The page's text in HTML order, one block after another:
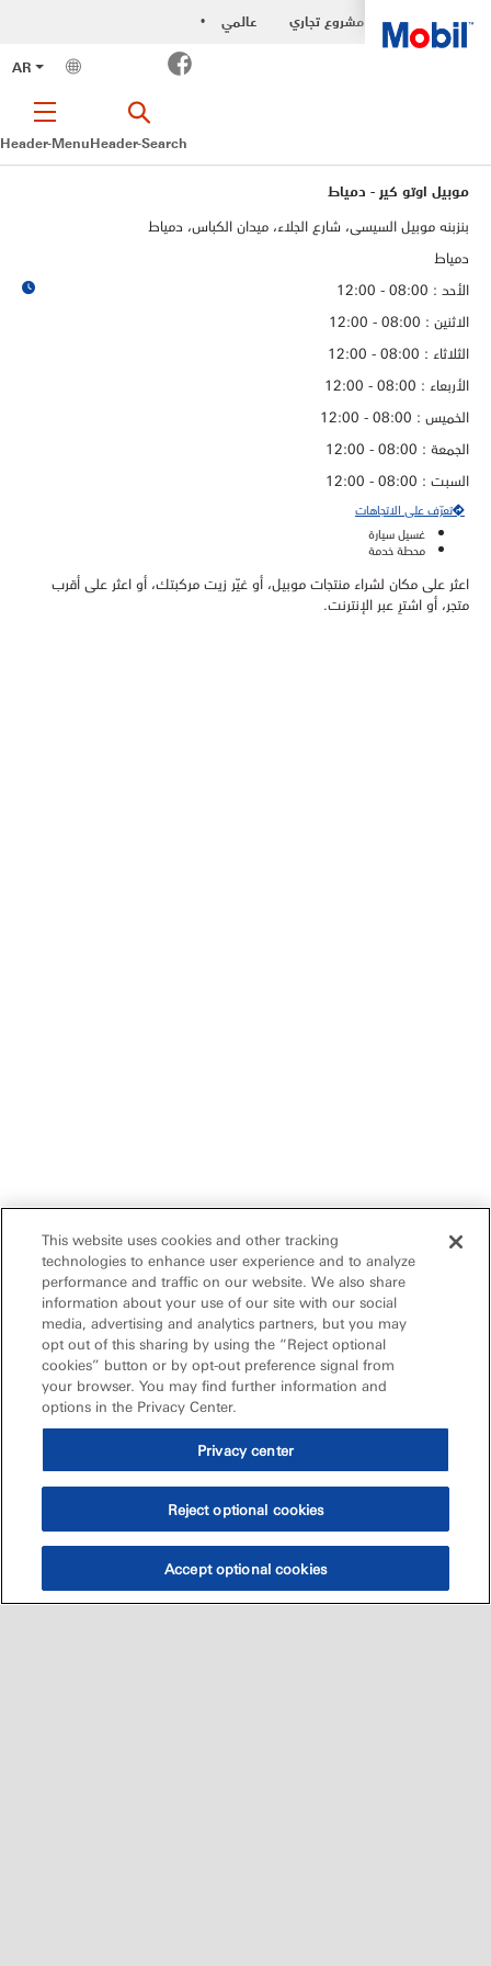
مشروع تجاري •
عالمي
AR
Facebook
Header-MenuHeader-Search
موبيل اوتو كير - دمياط
بنزبنه موبيل السيسى، شارع الجلاء، ميدان الكباس، دمياط
دمياط
الأحد : 08:00 - 12:00
الاثنين : 08:00 - 12:00
الثلاثاء : 08:00 - 12:00
الأربعاء : 08:00 - 12:00
الخميس : 08:00 - 12:00
الجمعة : 08:00 - 12:00
السبت : 08:00 - 12:00
تعرّف على الاتجاهات
غسيل سيارة
محطة خدمة
اعثر على مكان لشراء منتجات موبيل، أو غيّر زيت مركبتك، أو اعثر على أقرب
متجر، أو اشترِ عبر الإنترنت.
This website uses cookies and other tracking
technologies to enhance user experience and to analyze
performance and traffic on our website. We also share
information about your use of our site with our social
media, advertising and analytics partners, but you may
opt out of this sharing by using the “Reject optional
cookies” button or by opt-out preference signal from
your browser. You may find further information and
options in the Privacy Center.
Privacy center
Reject optional cookies
Accept optional cookies